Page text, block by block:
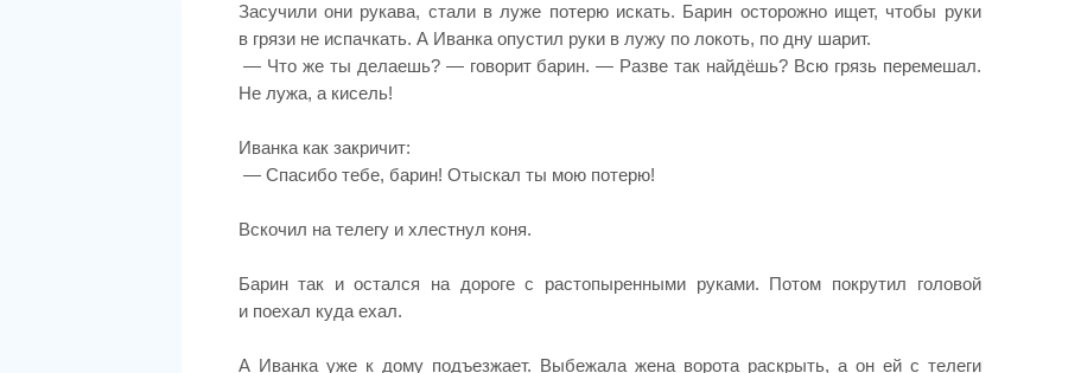
Засучили они рукава, стали в луже потерю искать. Барин осторожно ищет, чтобы руки
в грязи не испачкать. А Иванка опустил руки в лужу по локоть, по дну шарит.
— Что же ты делаешь? — говорит барин. — Разве так найдёшь? Всю грязь перемешал.
Не лужа, а кисель!
Иванка как закричит:
— Спасибо тебе, барин! Отыскал ты мою потерю!
Вскочил на телегу и хлестнул коня.
Барин так и остался на дороге с растопыренными руками. Потом покрутил головой
и поехал куда ехал.
А Иванка уже к дому подъезжает. Выбежала жена ворота раскрыть, а он ей с телеги